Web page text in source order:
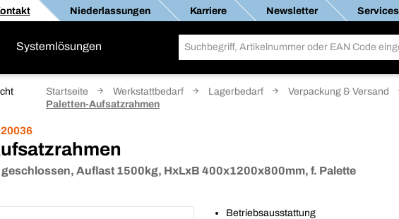
Niederlassungen Karriere Newsletter Services
Systemlösungen
Startseite Werkstattbedarf Lagerbedarf Verpackung & Versand
Paletten-Aufsatzrahmen
geschlossen, Auflast 1500kg, HxLxB 400x1200x800mm, f. Palette
Betriebsausstattung